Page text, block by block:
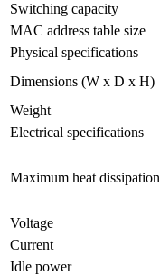
Switching capacity
MAC address table size
Physical specifications
Dimensions (W x D x H)
Weight
Electrical specifications
Maximum heat dissipation
Voltage
Current
Idle power